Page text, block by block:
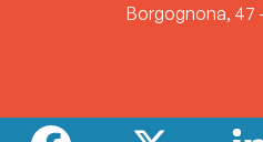
Borgognona, 47